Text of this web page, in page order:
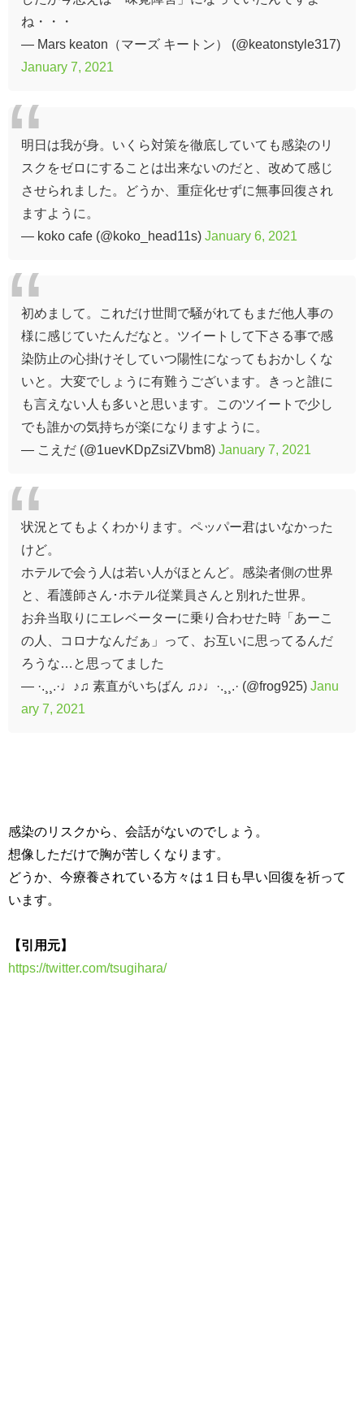
ね・・・
— Mars keaton（マーズ キートン） (@keatonstyle317)
January 7, 2021
明日は我が身。いくら対策を徹底していても感染のリ
スクをゼロにすることは出来ないのだと、改めて感じ
させられました。どうか、重症化せずに無事回復され
ますように。
— koko cafe (@koko_head11s) January 6, 2021
初めまして。これだけ世間で騒がれてもまだ他人事の
様に感じていたんだなと。ツイートして下さる事で感
染防止の心掛けそしていつ陽性になってもおかしくな
いと。大変でしょうに有難うございます。きっと誰に
も言えない人も多いと思います。このツイートで少し
でも誰かの気持ちが楽になりますように。
— こえだ (@1uevKDpZsiZVbm8) January 7, 2021
状況とてもよくわかります。ペッパー君はいなかった
けど。
ホテルで会う人は若い人がほとんど。感染者側の世界
と、看護師さん･ホテル従業員さんと別れた世界。
お弁当取りにエレベーターに乗り合わせた時「あーこ
の人、コロナなんだぁ」って、お互いに思ってるんだ
ろうな…と思ってました
— ·.¸¸.·♩♪♫ 素直がいちばん ♫♪♩·.¸¸.· (@frog925) Janu
ary 7, 2021
感染のリスクから、会話がないのでしょう。
想像しただけで胸が苦しくなります。
どうか、今療養されている方々は１日も早い回復を祈って
います。
【引用元】
https://twitter.com/tsugihara/